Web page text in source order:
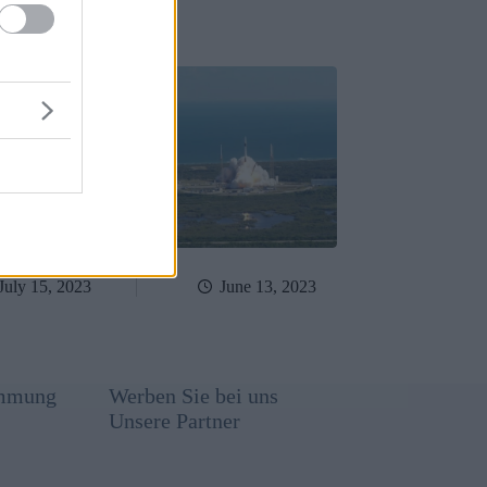
verboten
15, 2023 June 13, 2023
Werben Sie bei uns
Unsere Partner